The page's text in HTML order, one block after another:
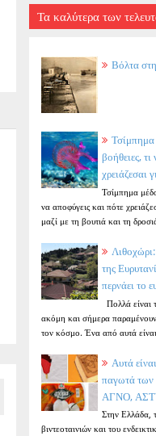
Τα καλύτερα των
Βόλτα
Τσίμπημα
βοήθειες,
χρειάζεσαι
Τσίμπημα
να αποφύγεις και πότε
μαζί με τη βουτιά και τη
της
περνάει το
Πολλά είναι
ακόμη και σήμερα
τον κόσμο. Ένα από αυτά
Αυτά
παγωτά
ΑΓΝΟ,
Στην Ελλάδα,
βιντεοταινιών και του